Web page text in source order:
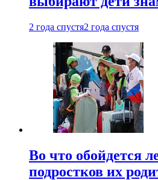
2 года спустя2 года спустя
Во что обойдется
подростков их